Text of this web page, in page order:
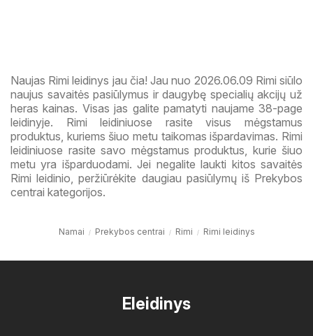
Naujas Rimi leidinys jau čia! Jau nuo 2026.06.09 Rimi siūlo
naujus savaitės pasiūlymus ir daugybę specialių akcijų už
heras kainas. Visas jas galite pamatyti naujame 38-page
leidinyje. Rimi leidiniuose rasite visus mėgstamus
produktus, kuriems šiuo metu taikomas išpardavimas. Rimi
leidiniuose rasite savo mėgstamus produktus, kurie šiuo
metu yra išparduodami. Jei negalite laukti kitos savaitės
Rimi leidinio, peržiūrėkite daugiau pasiūlymų iš Prekybos
centrai kategorijos.
Namai Prekybos centrai Rimi Rimi leidinys
Eleidinys